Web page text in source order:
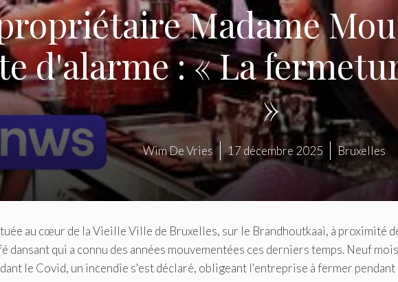
Madame
d'alarme : « La
»
Wim De Vries 17 décembre 2025 Bruxelles
au cœur de la Vieille Ville de Bruxelles, sur le Brandhoutkaai, à proximité
dansant qui a connu des années mouvementées ces derniers temps. Neuf
le Covid, un incendie s'est déclaré, obligeant l'entreprise à fermer pendant